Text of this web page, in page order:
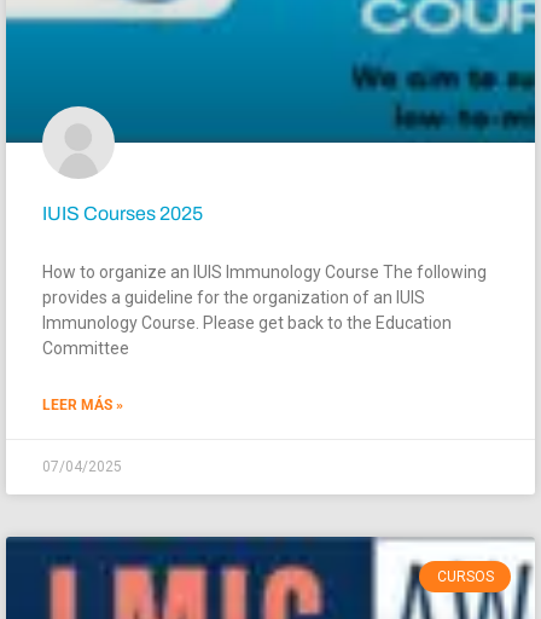
IUIS Courses 2025
How to organize an IUIS Immunology Course The following
provides a guideline for the organization of an IUIS
Immunology Course. Please get back to the Education
Committee
LEER MÁS »
07/04/2025
CURSOS